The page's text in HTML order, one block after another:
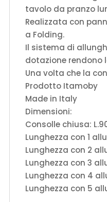
tavolo da pranzo
Realizzata con
a Folding.
Il sistema di
dotazione rendono
Una volta che la
Prodotto Itamoby
Made in Italy
Dimensioni:
Consolle chiusa:
Lunghezza con 1
Lunghezza con 2
Lunghezza con 3
Lunghezza con 4
Lunghezza con 5